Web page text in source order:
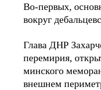
Во-первых,
вокруг
Глава ДНР
перемирия,
минского
внешнем